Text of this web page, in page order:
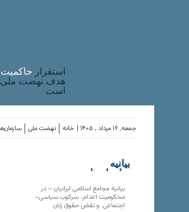
استقرار
هدف نهضت ملی
است
نهضت ملی خانه جمعه, ۱۶ مرداد , ۱۴۰۵ |
بیانیه
سازمان‌های
بیانیه مجامع اسلامی ایرانیان – در
محکومیت اعدام، سرکوب سیاسی–
اجتماعی، و نقض حقوق زنان